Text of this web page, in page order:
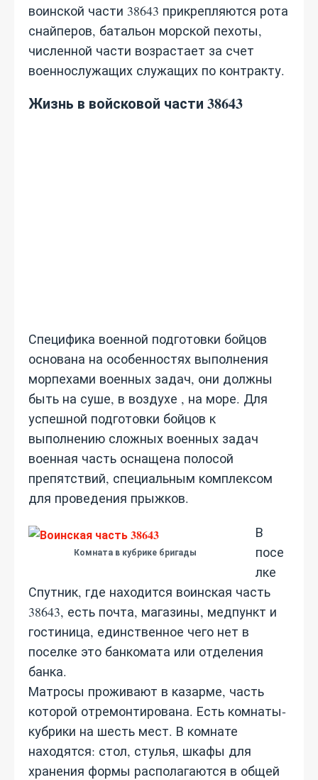
воинской части 38643 прикрепляются рота
снайперов, батальон морской пехоты,
численной части возрастает за счет
военнослужащих служащих по контракту.
Жизнь в войсковой части 38643
Специфика военной подготовки бойцов
основана на особенностях выполнения
морпехами военных задач, они должны
быть на суше, в воздухе , на море. Для
успешной подготовки бойцов к
выполнению сложных военных задач
военная часть оснащена полосой
препятствий, специальным комплексом
для проведения прыжков.
Комната в кубрике бригады
В
посе
лке
Спутник, где находится воинская часть
38643, есть почта, магазины, медпункт и
гостиница, единственное чего нет в
поселке это банкомата или отделения
банка.
Матросы проживают в казарме, часть
которой отремонтирована. Есть комнаты-
кубрики на шесть мест. В комнате
находятся: стол, стулья, шкафы для
хранения формы располагаются в общей